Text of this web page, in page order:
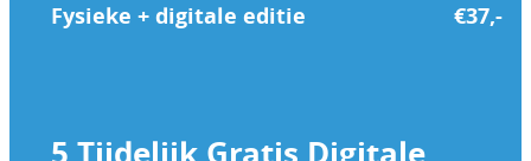
Fysieke + digitale editie
€37,-